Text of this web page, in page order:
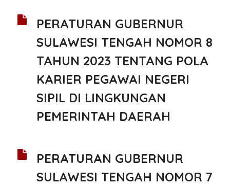
PERATURAN GUBERNUR
SULAWESI TENGAH NOMOR 8
TAHUN 2023 TENTANG POLA
KARIER PEGAWAI NEGERI
SIPIL DI LINGKUNGAN
PEMERINTAH DAERAH
PERATURAN GUBERNUR
SULAWESI TENGAH NOMOR 7